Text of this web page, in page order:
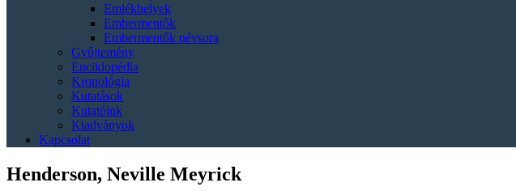
Emlékhelyek
Embermentők
Embermentők névsora
Gyűjtemény
Enciklopédia
Kronológia
Kutatások
Kutatóink
Kiadványok
Kapcsolat
Henderson, Neville Meyrick